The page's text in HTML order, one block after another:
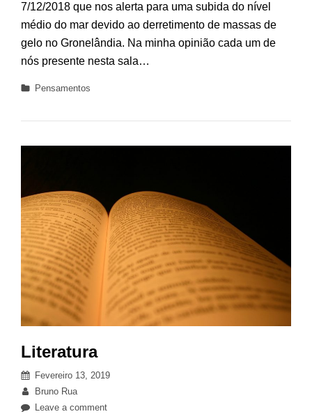
7/12/2018 que nos alerta para uma subida do nível
médio do mar devido ao derretimento de massas de
gelo no Gronelândia. Na minha opinião cada um de
nós presente nesta sala…
Categories
Pensamentos
Literatura
Posted
on
Fevereiro 13, 2019
By
Bruno Rua
Leave a commenton